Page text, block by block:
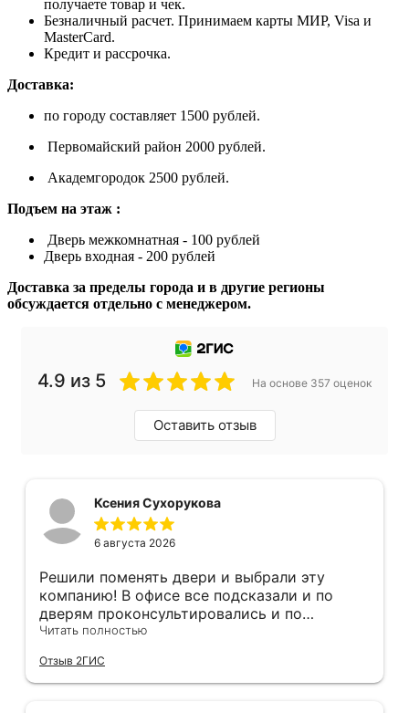
получаете товар и чек.
Безналичный расчет. Принимаем карты МИР, Visa и
MasterCard.
Кредит и рассрочка.
Доставка:
по городу составляет 1500 рублей.
Первомайский район 2000 рублей.
Академгородок 2500 рублей.
Подъем на этаж :
Дверь межкомнатная - 100 рублей
Дверь входная - 200 рублей
Доставка за пределы города и в другие регионы
обсуждается отдельно с менеджером.
4.9 из 5 На основе 357 оценок
Оставить отзыв
Ксения Сухорукова
6 августа 2026
Решили поменять двери и выбрали эту
компанию! В офисе все подсказали и по
дверям проконсультировались и по
фурнитуре. Анастасия ответила на все
Монтаж быстро, качественно и аккуратно,
Сергея прямо рекомендую! С утра до
Читать полностью
Отзыв 2ГИС